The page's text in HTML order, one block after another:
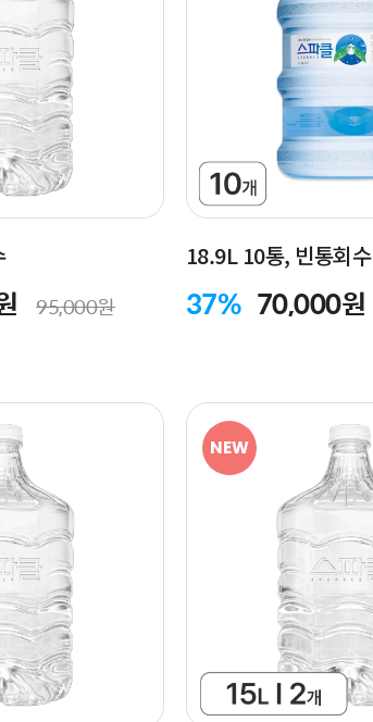
95,000원
18.9L 10통, 빈통회수
37% 70,000원
NEW